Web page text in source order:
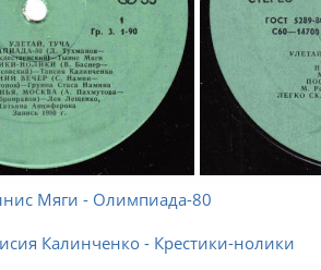
Мяги - Олимпиада-80
Калинченко - Крестики-нолики